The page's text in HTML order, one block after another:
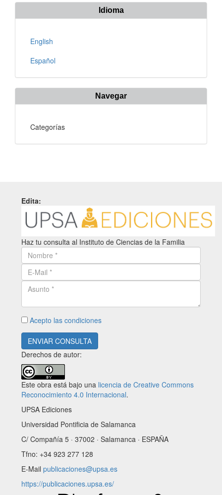
Idioma
English
Español
Navegar
Categorías
Edita:
Haz tu consulta al Instituto de Ciencias de la Familia
Acepto las condiciones
ENVIAR CONSULTA
Derechos de autor:
Este obra está bajo una licencia de Creative Commons
Reconocimiento 4.0 Internacional.
UPSA Ediciones
Universidad Pontificia de Salamanca
C/ Compañía 5 · 37002 · Salamanca · ESPAÑA
Tfno: +34 923 277 128
E-Mail publicaciones@upsa.es
https://publicaciones.upsa.es/